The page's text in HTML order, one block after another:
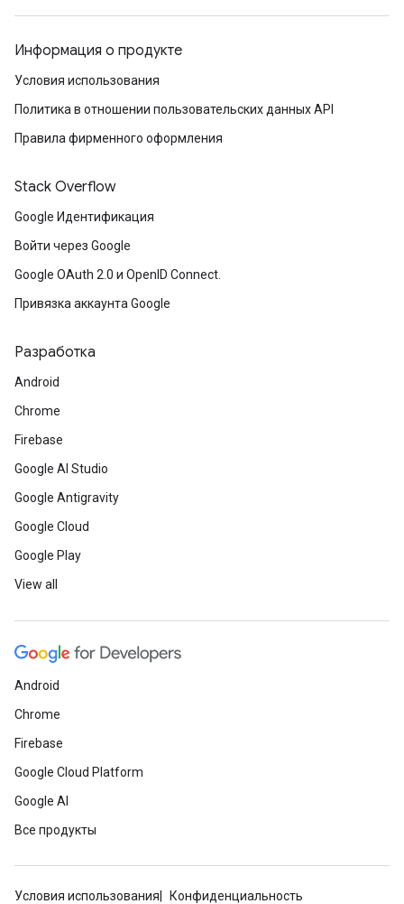
Информация о продукте
Условия использования
Политика в отношении пользовательских данных API
Правила фирменного оформления
Stack Overflow
Google Идентификация
Войти через Google
Google OAuth 2.0 и OpenID Connect.
Привязка аккаунта Google
Разработка
Android
Chrome
Firebase
Google AI Studio
Google Antigravity
Google Cloud
Google Play
View all
Android
Chrome
Firebase
Google Cloud Platform
Google AI
Все продукты
Условия использования Конфиденциальность